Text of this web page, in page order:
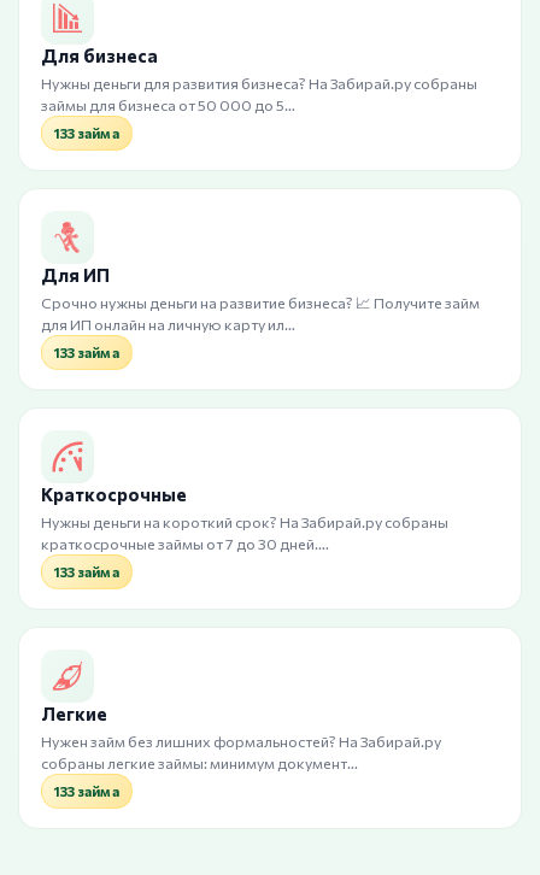
Для бизнеса
Нужны деньги для развития бизнеса? На Забирай.ру собраны
займы для бизнеса от 50 000 до 5…
133 займа
Для ИП
Срочно нужны деньги на развитие бизнеса? 📈 Получите займ
для ИП онлайн на личную карту ил…
133 займа
Краткосрочные
Нужны деньги на короткий срок? На Забирай.ру собраны
краткосрочные займы от 7 до 30 дней.…
133 займа
Легкие
Нужен займ без лишних формальностей? На Забирай.ру
собраны легкие займы: минимум документ…
133 займа